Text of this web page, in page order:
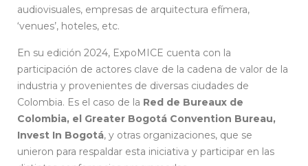
audiovisuales, empresas de arquitectura efímera,
‘venues’, hoteles, etc.
En su edición 2024, ExpoMICE cuenta con la
participación de actores clave de la cadena de valor de la
industria y provenientes de diversas ciudades de
Colombia. Es el caso de la Red de Bureaux de
Colombia, el Greater Bogotá Convention Bureau,
Invest In Bogotá, y otras organizaciones, que se
unieron para respaldar esta iniciativa y participar en las